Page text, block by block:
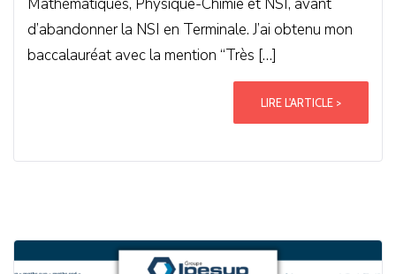
Mathématiques, Physique-Chimie et NSI, avant
d’abandonner la NSI en Terminale. J’ai obtenu mon
baccalauréat avec la mention “Très […]
LIRE L'ARTICLE >